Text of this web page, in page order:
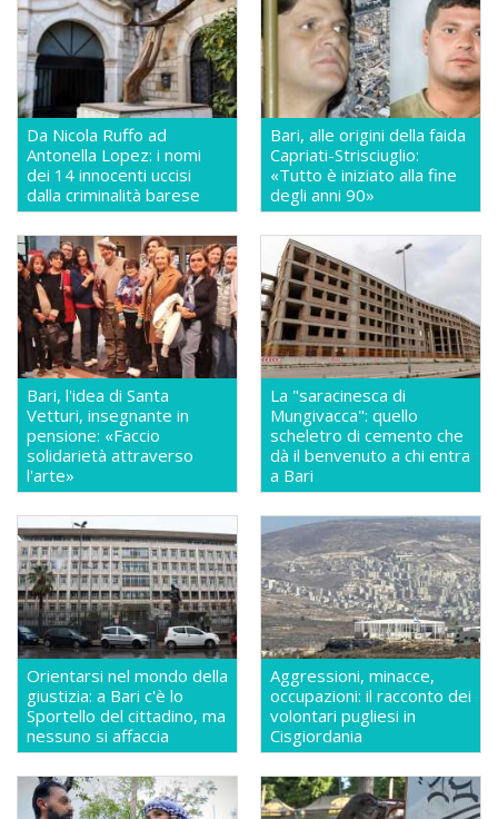
Da Nicola Ruffo ad
Antonella Lopez: i nomi
dei 14 innocenti uccisi
dalla criminalità barese
Bari, alle origini della faida
Capriati-Strisciuglio:
«Tutto è iniziato alla fine
degli anni 90»
Bari, l'idea di Santa
Vetturi, insegnante in
pensione: «Faccio
solidarietà attraverso
l'arte»
La "saracinesca di
Mungivacca": quello
scheletro di cemento che
dà il benvenuto a chi entra
a Bari
Orientarsi nel mondo della
giustizia: a Bari c'è lo
Sportello del cittadino, ma
nessuno si affaccia
Aggressioni, minacce,
occupazioni: il racconto dei
volontari pugliesi in
Cisgiordania